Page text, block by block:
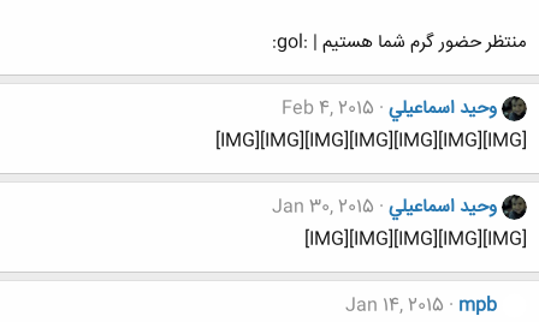
منتظر حضور گرم شما هستیم | :gol:
وحيد اسماعيلي Feb 4, 2015
[IMG][IMG][IMG][IMG][IMG][IMG][IMG]
وحيد اسماعيلي Jan 30, 2015
[IMG][IMG][IMG][IMG][IMG]
mpb
Jan 14, 2015